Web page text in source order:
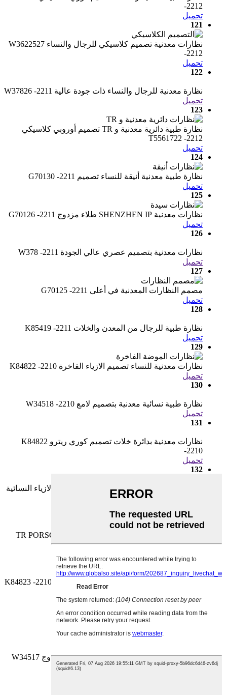
-2212
تحميل
121
نظارات معدنية تصميم كلاسيكي للرجال والنساء W3622527
-2212
تحميل
122
نظارة معدنية للرجال والنساء ذات جودة عالية W37826 -2211
تحميل
123
نظارة طبية دائرية معدنية و TR تصميم أوروبي كلاسيكي
T5561722 -2212
تحميل
124
نظارة طبية معدنية أنيقة للنساء تصميم G70130 -2211
تحميل
125
نظارات معدنية SHENZHEN IP طلاء مزدوج G70126 -2211
تحميل
126
نظارات معدنية بتصميم عصري عالي الجودة W378 -2211
تحميل
127
مصمم النظارات المعدنية في أعلى G70125 -2211
تحميل
128
نظارة طبية للرجال من المعدن والخلات K85419 -2211
تحميل
129
نظارات معدنية للنساء تصميم الازياء الفاخرة K84822 -2210
تحميل
130
نظارة طبية نسائية معدنية بتصميم لامع W34518 -2210
تحميل
131
نظارات معدنية بدائرة خلات تصميم كوري ريترو K84822
-2210
تحميل
132
نظارة طبية معدنية طباعة ثلاثية الابعاد تصميم الازياء النسائية
133
نظارات معدنية ونظارات TR PORSCHE Design Business
Series K84824 -2210
134
135
إطارات بصرية معدنية بلونين K84815 -2210
نظارة طبية رجالية معدنية تصميم مع طلاء مزدوج W34517
-2210